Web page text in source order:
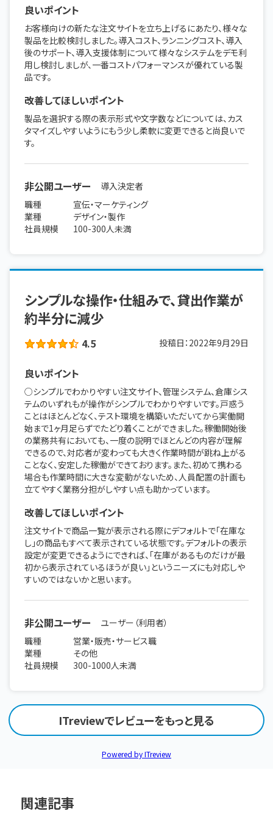
良いポイント
お客様向けの新たな注文サイトを立ち上げるにあたり、様々な
製品を比較検討しました。導入コスト、ランニングコスト、導入
後のサポート、導入支援体制について様々なシステムをデモ利
用し検討しましが、一番コストパフォーマンスが優れている製
品です。
改善してほしいポイント
製品を選択する際の表示形式や文字数などについては、カス
タマイズしやすいようにもう少し柔軟に変更できると尚良いで
す。
非公開ユーザー
導入決定者
職種
宣伝・マーケティング
業種
デザイン・製作
社員規模
100-300人未満
シンプルな操作・仕組みで、貸出作業が
約半分に減少
4.5 投稿日： 2022年9月29日
良いポイント
○シンプルでわかりやすい注文サイト、管理システム、倉庫シス
テムのいずれもが操作がシンプルでわかりやすいです。戸惑う
ことはほとんどなく、テスト環境を構築いただいてから実働開
始まで1ヶ月足らずでたどり着くことができました。稼働開始後
の業務共有においても、一度の説明でほとんどの内容が理解
できるので、対応者が変わっても大きく作業時間が跳ね上がる
ことなく、安定した稼働ができております。また、初めて携わる
場合も作業時間に大きな変動がないため、人員配置の計画も
立てやすく業務分担がしやすい点も助かっています。
改善してほしいポイント
注文サイトで商品一覧が表示される際にデフォルトで「在庫な
し」の商品もすべて表示されている状態です。デフォルトの表示
設定が変更できるようにできれば、「在庫があるものだけが最
初から表示されているほうが良い」というニーズにも対応しや
すいのではないかと思います。
非公開ユーザー
ユーザー（利用者）
職種
営業・販売・サービス職
業種
その他
社員規模
300-1000人未満
ITreviewでレビューをもっと見る
Powered by ITreview
関連記事